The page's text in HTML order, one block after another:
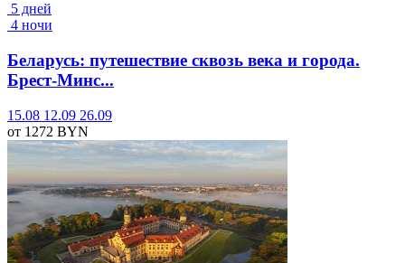
5 дней
4 ночи
Беларусь: путешествие сквозь века и города.
Брест-Минс...
15.08 12.09 26.09
от 1272 BYN